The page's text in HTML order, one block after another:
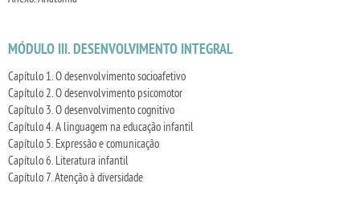
MÓDULO III. DESENVOLVIMENTO INTEGRAL
Capítulo 1. O desenvolvimento socioafetivo
Capítulo 2. O desenvolvimento psicomotor
Capítulo 3. O desenvolvimento cognitivo
Capítulo 4. A linguagem na educação infantil
Capítulo 5. Expressão e comunicação
Capítulo 6. Literatura infantil
Capítulo 7. Atenção à diversidade